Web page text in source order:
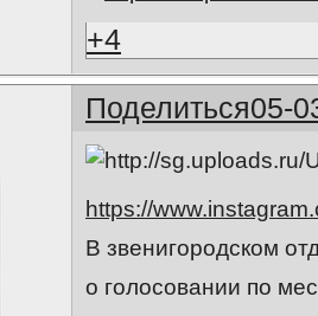
+4
Поделиться05-
https://
В звенигородском
о голосовании по